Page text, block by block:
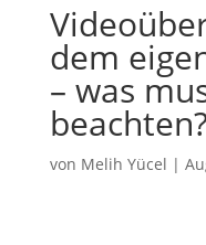
dem
– was
beachten?
von Melih Yücel |